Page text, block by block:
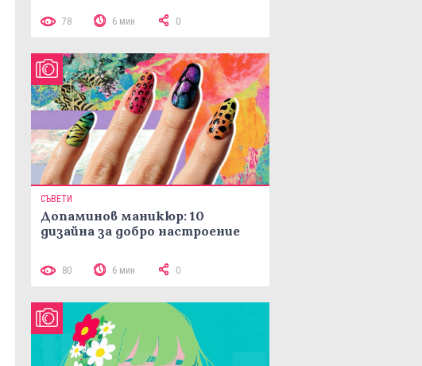
78 6 мин 0
СЪВЕТИ
Допаминов маникюр: 10
дизайна за добро настроение
80 6 мин 0